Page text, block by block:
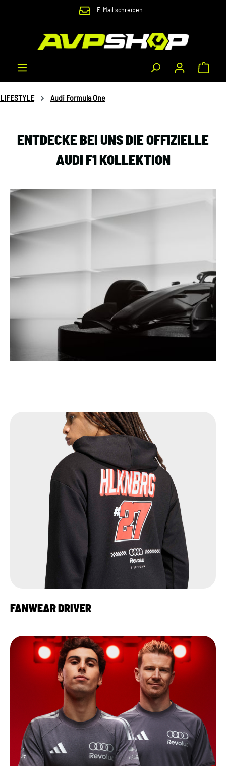
Zum Hauptinhalt springen E-Mail schreiben
LIFESTYLE Audi Formula One
ENTDECKE BEI UNS DIE OFFIZIELLE
AUDI F1 KOLLEKTION
FANWEAR DRIVER